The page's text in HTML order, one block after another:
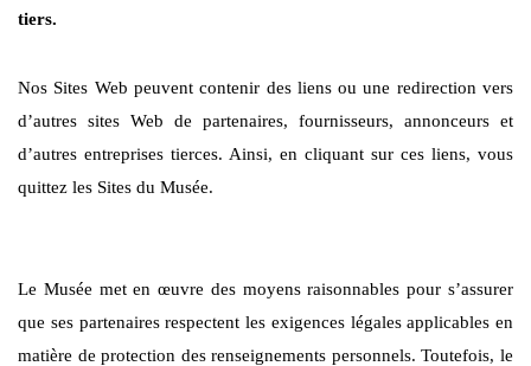
tiers.
Nos Sites Web peuvent contenir des liens ou une redirection vers
d’autres sites Web de partenaires, fournisseurs, annonceurs et
d’autres entreprises tierces. Ainsi, en cliquant sur ces liens, vous
quittez les Sites du Musée.
Le Musée met en œuvre des moyens raisonnables pour s’assurer
que ses partenaires respectent les exigences légales applicables en
matière de protection des renseignements personnels. Toutefois, le